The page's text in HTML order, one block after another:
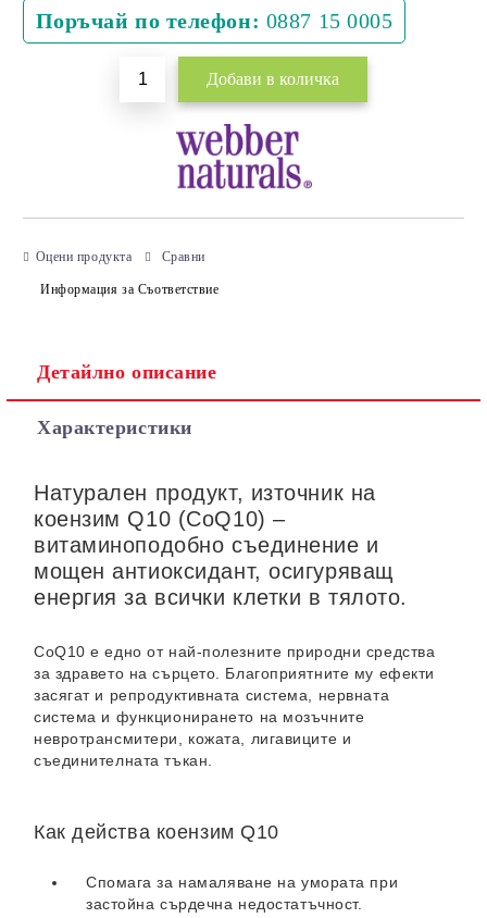
Поръчай по телефон: 0887 15 0005
Оцени продукта Сравни
Информация за Съответствие
Детайлно описание
Характеристики
Натурален продукт, източник на
коензим Q10 (CoQ10) –
витаминоподобно съединение и
мощен антиоксидант, осигуряващ
енергия за всички клетки в тялото.
CoQ10 е едно от най-полезните природни средства
за здравето на сърцето. Благоприятните му ефекти
засягат и репродуктивната система, нервната
система и функционирането на мозъчните
невротрансмитери, кожата, лигавиците и
съединителната тъкан.
Как действа коензим Q10
Спомага за намаляване на умората при
застойна сърдечна недостатъчност.